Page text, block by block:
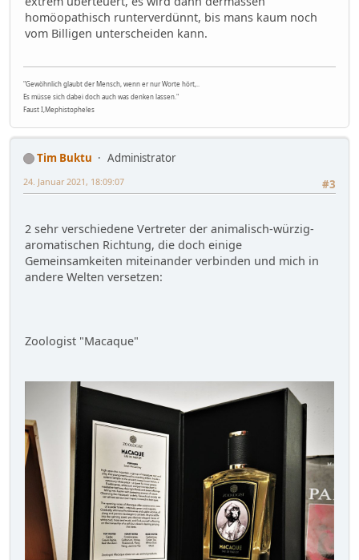
homöopathisch runterverdünnt, bis mans kaum noch
vom Billigen unterscheiden kann.
"Gewöhnlich glaubt der Mensch, wenn er nur Worte hört,..
Es müsse sich dabei doch auch was denken lassen."
Faust I,Mephistopheles
Tim Buktu
Administrator
#3
24. Januar 2021, 18:09:07
2 sehr verschiedene Vertreter der animalisch-würzig-
aromatischen Richtung, die doch einige
Gemeinsamkeiten miteinander verbinden und mich in
andere Welten versetzen:
Zoologist "Macaque"